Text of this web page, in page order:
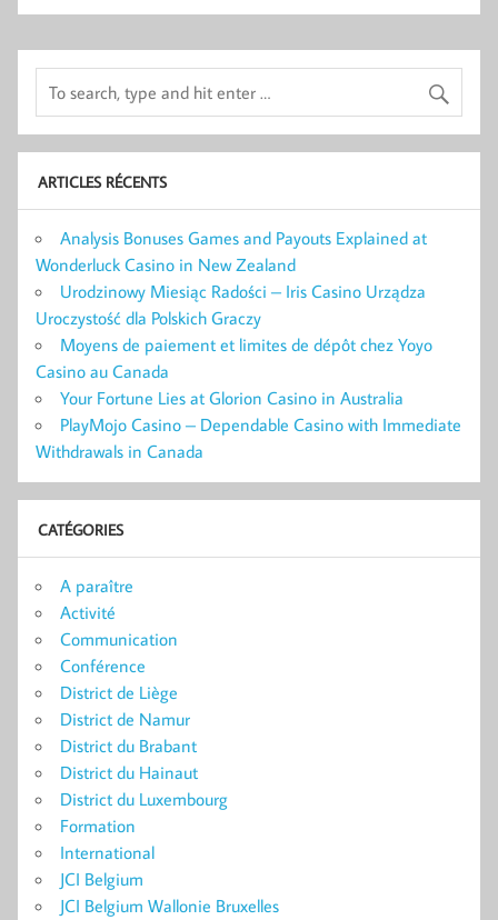
ARTICLES RÉCENTS
Analysis Bonuses Games and Payouts Explained at
Wonderluck Casino in New Zealand
Urodzinowy Miesiąc Radości – Iris Casino Urządza
Uroczystość dla Polskich Graczy
Moyens de paiement et limites de dépôt chez Yoyo
Casino au Canada
Your Fortune Lies at Glorion Casino in Australia
PlayMojo Casino – Dependable Casino with Immediate
Withdrawals in Canada
CATÉGORIES
A paraître
Activité
Communication
Conférence
District de Liège
District de Namur
District du Brabant
District du Hainaut
District du Luxembourg
Formation
International
JCI Belgium
JCI Belgium Wallonie Bruxelles